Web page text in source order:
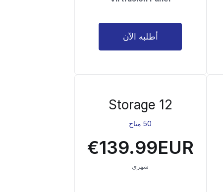
أطلبه الآن
Storage 12
50 متاح
€139.99EUR
شهري